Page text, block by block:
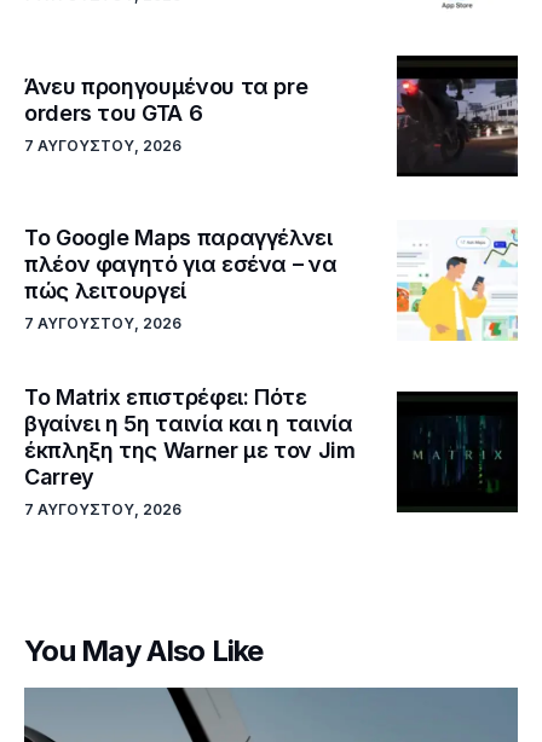
Άνευ προηγουμένου τα pre
orders του GTA 6
7 ΑΥΓΟΎΣΤΟΥ, 2026
Το Google Maps παραγγέλνει
πλέον φαγητό για εσένα – να
πώς λειτουργεί
7 ΑΥΓΟΎΣΤΟΥ, 2026
Το Matrix επιστρέφει: Πότε
βγαίνει η 5η ταινία και η ταινία
έκπληξη της Warner με τον Jim
Carrey
7 ΑΥΓΟΎΣΤΟΥ, 2026
You May Also Like